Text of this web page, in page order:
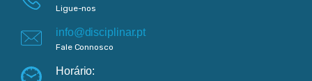
Ligue-nos
info@disciplinar.pt
Fale Connosco
Horário: